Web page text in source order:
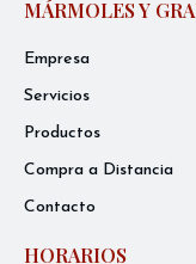
MÁRMOLES Y
Empresa
Servicios
Productos
Compra a Distancia
Contacto
HORARIOS